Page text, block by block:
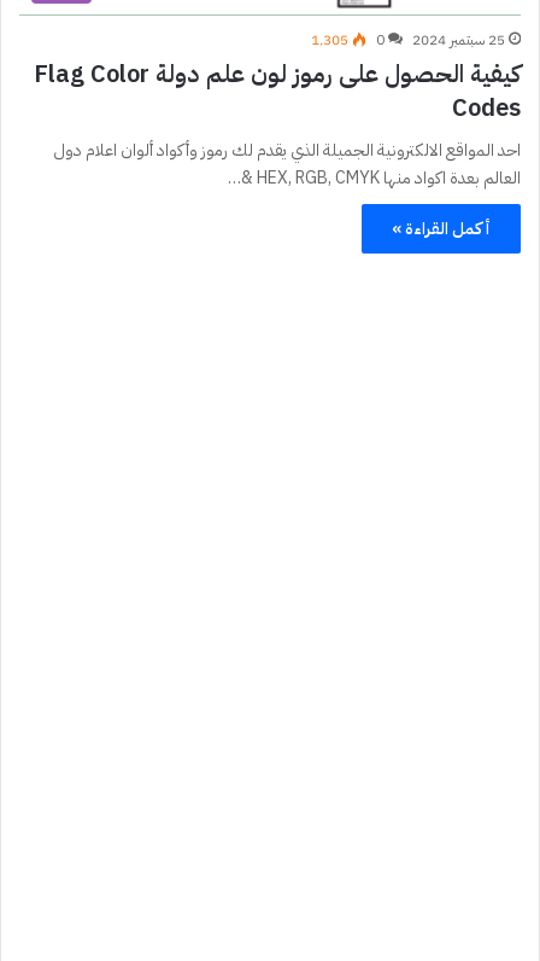
25 سبتمبر 2024 0 1٬305
كيفية الحصول على رموز لون علم دولة Flag Color
Codes
احد المواقع الالكترونية الجميلة الذي يقدم لك رموز وأكواد ألوان اعلام دول
العالم بعدة اكواد منها HEX, RGB, CMYK &…
أكمل القراءة »